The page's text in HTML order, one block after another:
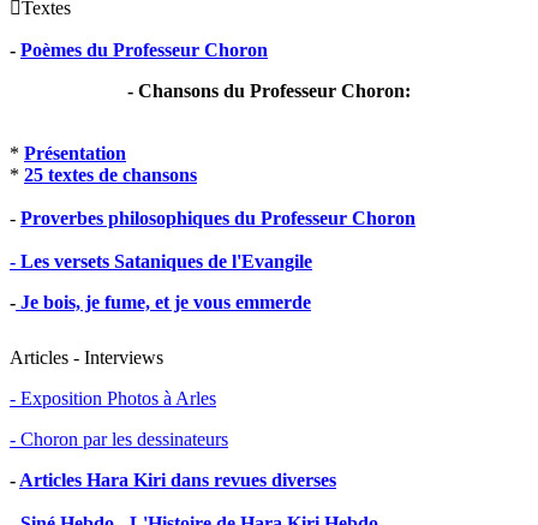
Textes
- Poèmes du Professeur Choron
- Chansons du Professeur Choron:
* Présentation
* 25 textes de chansons
- Proverbes philosophiques du Professeur Choron
- Les versets Sataniques de l'Evangile
- Je bois, je fume, et je vous emmerde
Articles - Interviews
- Exposition Photos à Arles
- Choron par les dessinateurs
- Articles Hara Kiri dans revues diverses